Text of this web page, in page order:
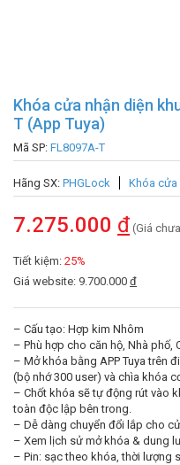
Khóa cửa nhận diện
T (App Tuya)
Mã SP: FL8097A-T
Hãng SX: PHGLock Khóa cửa
7.275.000 đ (Giá
Tiết kiệm: 25%
Giá website: 9.700.000 đ
– Cấu tạo: Hợp kim Nhôm
– Phù hợp cho căn hộ, Nhà phố,
– Mở khóa bằng APP Tuya trên
(bộ nhớ 300 user) và chìa khóa
– Chốt khóa sẽ tự động rút vào
toàn độc lập bên trong.
– Dễ dàng chuyển đổi lắp cho
– Xem lịch sử mở khóa & dung
– Pin: sạc theo khóa, thời lượng